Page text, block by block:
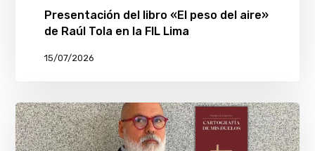
Presentación del libro «El peso del aire»
de Raúl Tola en la FIL Lima
15/07/2026